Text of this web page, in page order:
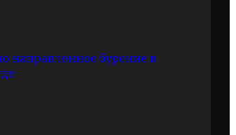
направленное бурение в